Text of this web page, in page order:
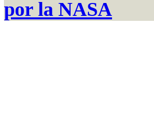
por la NASA